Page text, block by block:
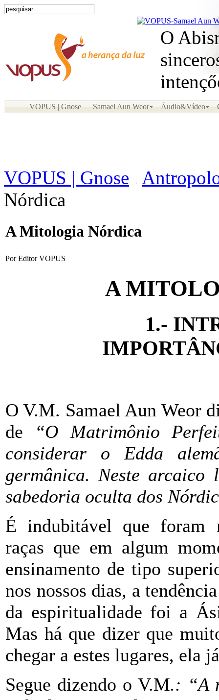
O
VOPUS | Gnose Samael Aun Weor Áudio&Vídeo
VOPUS | Gnose
Nórdica
A Mitologia Nórdica
Por Editor VOPUS
A
1.-
O V.M. Samael Aun Weor
de
“O Matrimônio
considerar o Edda
germânica. Neste
sabedoria oculta dos
É indubitável que foram
raças que em algum
ensinamento de tipo
nos nossos dias, a
da espiritualidade foi a
Mas há que dizer que
chegar a estes lugares, ela
Segue dizendo o V.M.: “A